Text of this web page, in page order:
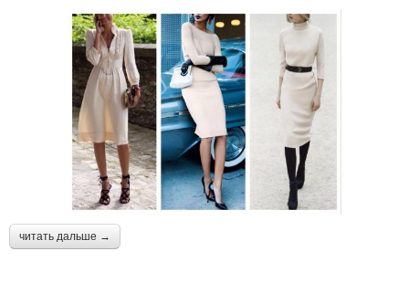
читать дальше →